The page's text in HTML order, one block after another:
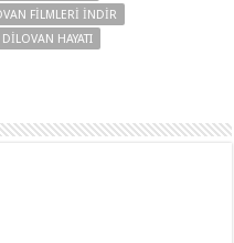
FILMLERI INDIR
DILOVAN HAYATI